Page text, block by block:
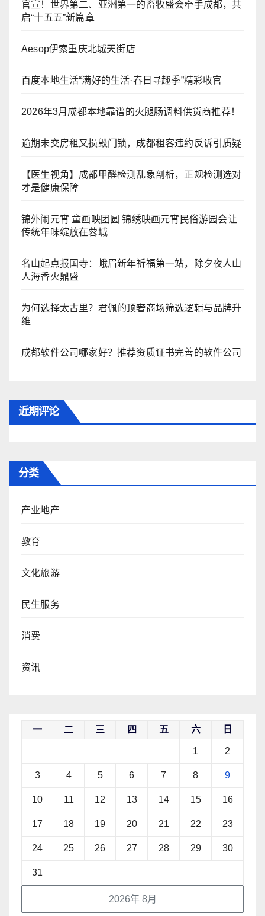
官宣！世界第二、亚洲第一的畜牧盛会牵手成都，共
启“十五五”新篇章
Aesop伊索重庆北城天街店
百度本地生活“满好的生活·春日寻趣季”精彩收官
2026年3月成都本地靠谱的火腿肠调料供货商推荐！
逾期未交房租又损毁门锁，成都租客违约反诉引质疑
【医生视角】成都甲醛检测乱象剖析，正规检测选对
才是健康保障
锦外闹元宵 童画映团圆 锦绣映画元宵民俗游园会让
传统年味绽放在蓉城
名山起点报国寺：峨眉新年祈福第一站，除夕夜人山
人海香火鼎盛
为何选择太古里？君佩的顶奢商场筛选逻辑与品牌升
维
成都软件公司哪家好？推荐资质证书完善的软件公司
近期评论
分类
产业地产
教育
文化旅游
民生服务
消费
资讯
2026年 8月
一 二 三 四 五 六 日
1 2
3 4 5 6 7 8 9
10 11 12 13 14 15 16
17 18 19 20 21 22 23
24 25 26 27 28 29 30
31